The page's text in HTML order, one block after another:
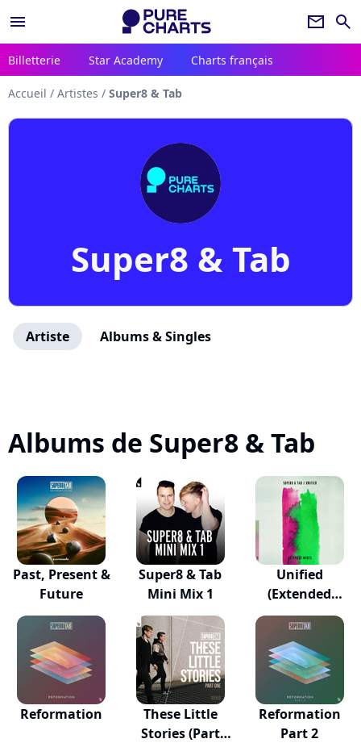
menu newsletter search
Billetterie Star Academy Charts français
Accueil / Artistes / Super8 & Tab
Super8 & Tab
Artiste Albums & Singles
Albums de Super8 & Tab
Past, Present &
Future
Super8 & Tab
Mini Mix 1
Unified
(Extended
Mixes)
Reformation
These Little
Stories (Part
Reformation
Part 2